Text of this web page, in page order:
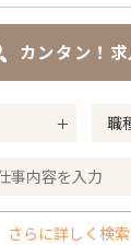
カンタン！
さらに詳しく検